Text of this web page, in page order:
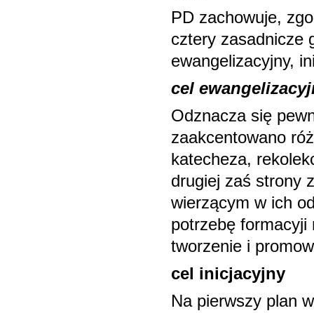
PD zachowuje,
cztery zasadnicze
ewangelizacyjny,
cel
Odznacza się
zaakcentowano
katecheza,
drugiej zaś strony
wierzącym w ich
potrzebę formacyji
tworzenie i
cel inicjacyjny
Na pierwszy plan